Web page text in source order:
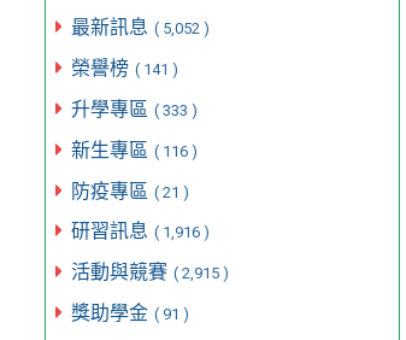
最新訊息 ( 5,052 )
榮譽榜 ( 141 )
升學專區 ( 333 )
新生專區 ( 116 )
防疫專區 ( 21 )
研習訊息 ( 1,916 )
活動與競賽 ( 2,915 )
獎助學金 ( 91 )